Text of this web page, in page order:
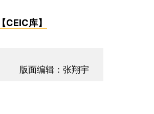
CEIC库】
版面编辑：张翔宇